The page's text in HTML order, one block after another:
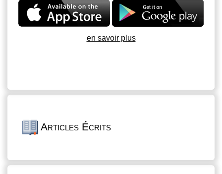
en savoir plus
Articles Écrits